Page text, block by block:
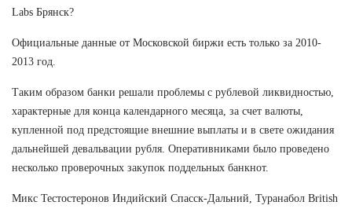
Labs Брянск?
Официальные данные от Московской биржи есть только за 2010-
2013 год.
Таким образом банки решали проблемы с рублевой ликвидностью,
характерные для конца календарного месяца, за счет валюты,
купленной под предстоящие внешние выплаты и в свете ожидания
дальнейшей девальвации рубля. Оперативниками было проведено
несколько проверочных закупок поддельных банкнот.
Микс Тестостеронов Индийский Спасск-Дальний, Туранабол British